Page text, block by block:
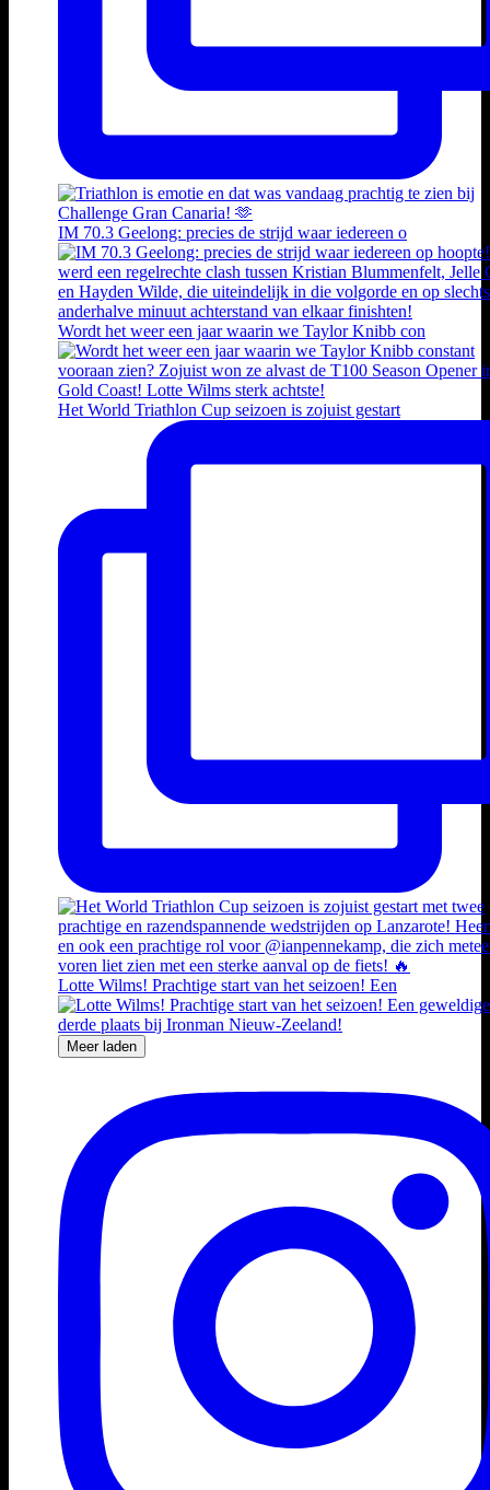
IM 70.3 Geelong: precies de strijd waar iedereen o
Wordt het weer een jaar waarin we Taylor Knibb con
Het World Triathlon Cup seizoen is zojuist gestart
Lotte Wilms! Prachtige start van het seizoen! Een
Meer laden